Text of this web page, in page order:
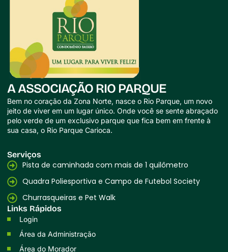
A ASSOCIAÇÃO RIO PARQUE
Bem no coração da Zona Norte, nasce o Rio Parque, um novo
jeito de viver em um lugar único. Onde você se sente abraçado
pelo verde de um exclusivo parque que fica bem em frente à
sua casa, o Rio Parque Carioca.
Serviços
Pista de caminhada com mais de 1 quilômetro
Quadra Poliesportiva e Campo de Futebol Society
Churrasqueiras e Pet Walk
Links Rápidos
Login
Área da Administração
Área do Morador